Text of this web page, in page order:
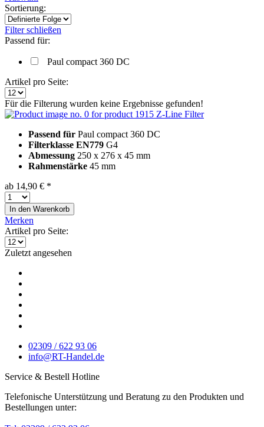
Sortierung:
Filter schließen
Passend für:
Paul compact 360 DC
Artikel pro Seite:
Für die Filterung wurden keine Ergebnisse gefunden!
Z-Line Filter
Passend für Paul compact 360 DC
Filterklasse EN779 G4
Abmessung 250 x 276 x 45 mm
Rahmenstärke 45 mm
ab 14,90 € *
In den Warenkorb
Merken
Artikel pro Seite:
Zuletzt angesehen
02309 / 622 93 06
info@RT-Handel.de
Service & Bestell Hotline
Telefonische Unterstützung und Beratung zu den Produkten und
Bestellungen unter: